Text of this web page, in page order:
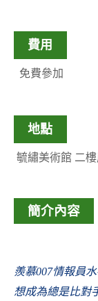
費用
免費參加
地點
毓繡美術館 二
簡介內容
羨慕007情報員
想成為總是比對